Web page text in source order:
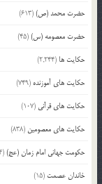
حضرت محمد (ص)(613)
حضرت معصومه (س)(45)
حکایت ها (2,244)
حکایت های آموزنده (749)
حکایت های قرآنی (107)
حکایت های معصومین (838)
حکومت جهانی امام زمان (عج)(24)
خاندان عصمت (15)